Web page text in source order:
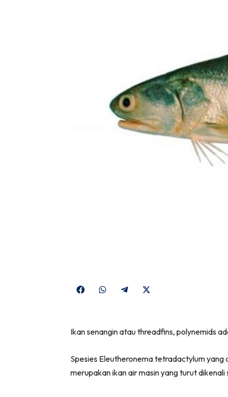
Share
Share
Share
(Twitter)
Ikan senangin atau threadfins, polynemids
Spesies Eleutheronema tetradactylum
merupakan ikan air masin yang turut